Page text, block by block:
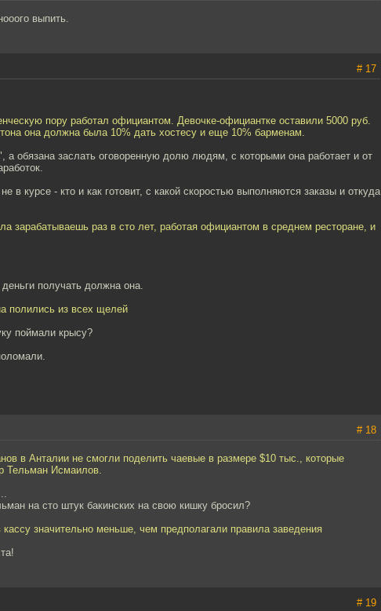
выпить.
# 17
пору работал официантом. Девочке-официантке оставили 5000 руб.
она должна была 10% дать хостесу и еще 10% барменам.
а обязана заслать оговоренную долю людям, с которыми она работает и от
в курсе - кто и как готовит, с какой скоростью выполняются заказы и откуда
зарабатываешь раз в сто лет, работая официантом в среднем ресторане, и
получать должна она.
полились из всех щелей
поймали крысу?
# 18
в Анталии не смогли поделить чаевые в размере $10 тыс., которые
Тельман Исмаилов.
на сто штук бакинских на свою кишку бросил?
значительно меньше, чем предполагали правила заведения
# 19